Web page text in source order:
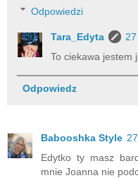
Odpowiedzi
Tara_Edyta
To ciekawa jestem
Odpowiedz
Babooshka Style
Edytko ty masz
mnie Joanna nie